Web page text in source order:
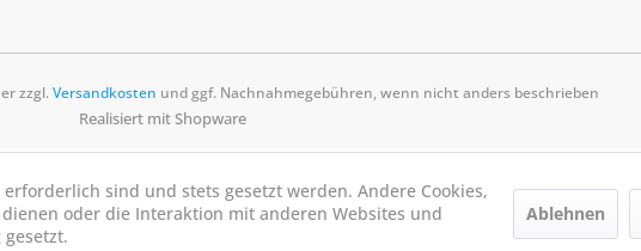
zzgl.Versandkosten und ggf. Nachnahmegebühren, wenn nicht anders beschrieben
Realisiert mit Shopware
sind und stets gesetzt werden. Andere Cookies,
oder die Interaktion mit anderen Websites und
Ablehnen